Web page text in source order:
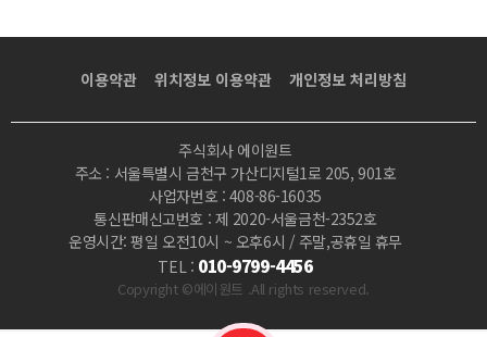
이용약관 위치정보 이용약관 개인정보 처리방침
주식회사 에이원트
주소 : 서울특별시 금천구 가산디지털1로 205, 901호
사업자번호 : 408-86-16035
통신판매신고번호 : 제 2020-서울금천-2352호
운영시간: 평일 오전10시 ~ 오후6시 / 주말,공휴일 휴무
TEL : 010-9799-4456
Copyright ©에이원트 .All rights reserved.